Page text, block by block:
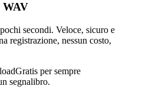
WAV
secondi. Veloce, sicuro e
registrazione, nessun costo,
Gratis per sempre
segnalibro.